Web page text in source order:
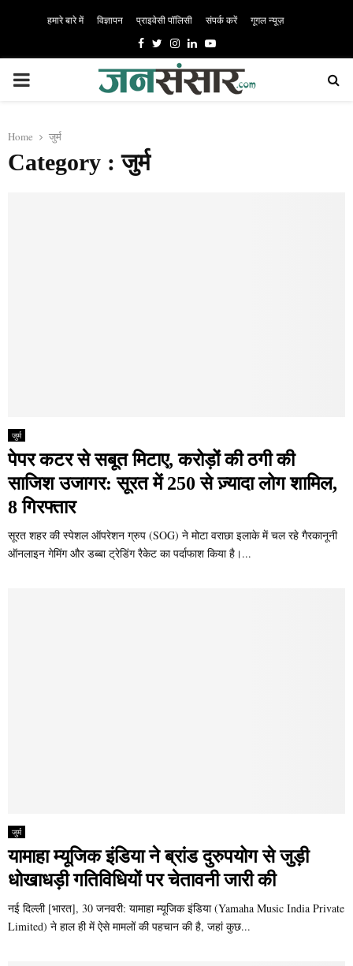
हमारे बारे में विज्ञापन प्राइवेसी पॉलिसी संपर्क करें गूगल न्यूज़
Facebook
TwitterInstagram
LinkedinYoutube
PRIMARY
Home जुर्म
Category : जुर्म
जुर्म
पेपर कटर से सबूत मिटाए, करोड़ों की ठगी की
साजिश उजागर: सूरत में 250 से ज़्यादा लोग शामिल,
8 गिरफ्तार
सूरत शहर की स्पेशल ऑपरेशन ग्रुप (SOG) ने मोटा वराछा इलाके में चल रहे गैरकानूनी
ऑनलाइन गेमिंग और डब्बा ट्रेडिंग रैकेट का पर्दाफाश किया है।...
जुर्म
यामाहा म्यूजिक इंडिया ने ब्रांड दुरुपयोग से जुड़ी
धोखाधड़ी गतिविधियों पर चेतावनी जारी की
नई दिल्ली [भारत], 30 जनवरी: यामाहा म्यूजिक इंडिया (Yamaha Music India Private
Limited) ने हाल ही में ऐसे मामलों की पहचान की है, जहां कुछ...